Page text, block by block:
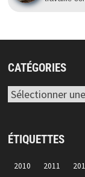
CATÉGORIES
Catégories
ÉTIQUETTES
2010 2011